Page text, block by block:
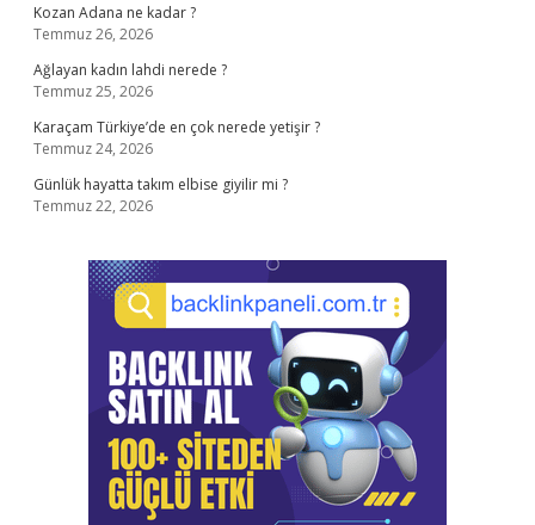
Kozan Adana ne kadar ?
Temmuz 26, 2026
Ağlayan kadın lahdi nerede ?
Temmuz 25, 2026
Karaçam Türkiye’de en çok nerede yetişir ?
Temmuz 24, 2026
Günlük hayatta takım elbise giyilir mi ?
Temmuz 22, 2026